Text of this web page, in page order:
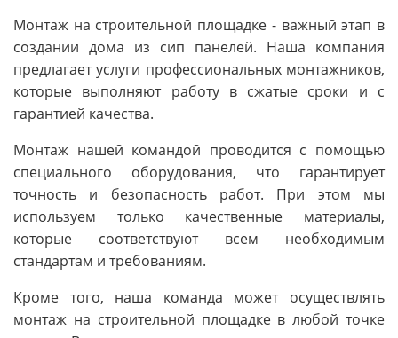
Монтаж на строительной площадке - важный этап в
создании дома из сип панелей. Наша компания
предлагает услуги профессиональных монтажников,
которые выполняют работу в сжатые сроки и с
гарантией качества.
Монтаж нашей командой проводится с помощью
специального оборудования, что гарантирует
точность и безопасность работ. При этом мы
используем только качественные материалы,
которые соответствуют всем необходимым
стандартам и требованиям.
Кроме того, наша команда может осуществлять
монтаж на строительной площадке в любой точке